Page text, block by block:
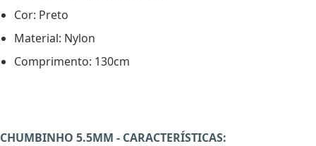
Cor: Preto
Material: Nylon
Comprimento: 130cm
CHUMBINHO 5.5MM - CARACTERÍSTICAS: